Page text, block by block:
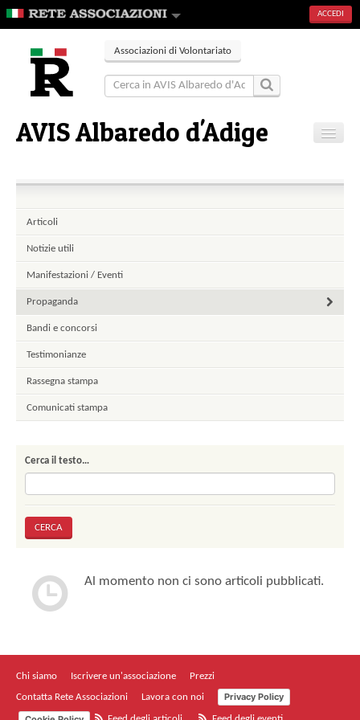
ACCEDI
Associazioni di Volontariato
AVIS Albaredo d'Adige
Contatti
Articoli
Notizie utili
Manifestazioni / Eventi
Propaganda
Bandi e concorsi
Testimonianze
Rassegna stampa
Comunicati stampa
Cerca il testo…
Al momento non ci sono articoli pubblicati.
Chi siamo Iscrivere un'associazione
Prezzi
Contatta Rete Associazioni
Lavora con noi
Privacy Policy